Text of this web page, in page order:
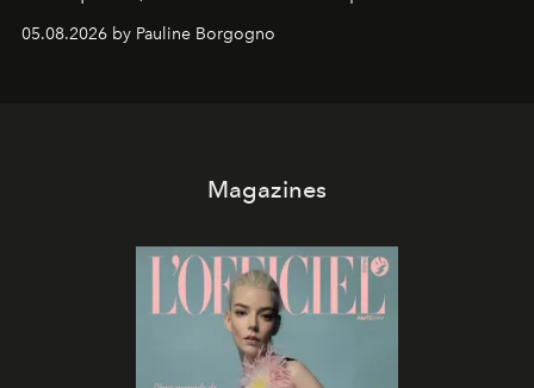
05.08.2026 by Pauline Borgogno
Magazines